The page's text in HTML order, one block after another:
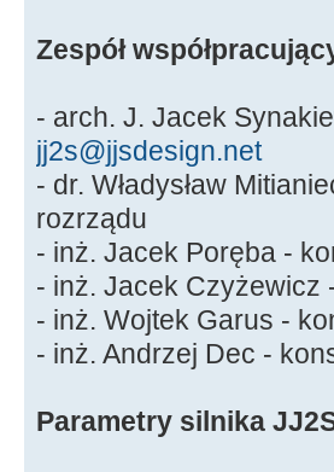
Zespół
- arch. J. Jacek
jj2s@jjsdesign.net
- dr. Władysław
rozrządu
- inż. Jacek Poręba -
- inż. Jacek Czyżewicz
- inż. Wojtek Garus -
- inż. Andrzej Dec -
Parametry silnika